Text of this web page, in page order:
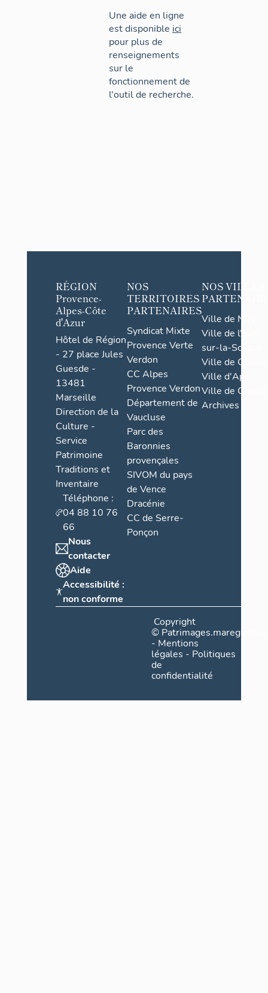
Une aide en ligne
est disponible ici
pour plus de
renseignements
sur le
fonctionnement de
l'outil de recherche.
RÉGION
Provence-
Alpes-Côte
d'Azur
Hôtel de Région
- 27 place Jules
Guesde -
13481
Marseille
Direction de la
Culture -
Service
Patrimoine
Traditions et
Inventaire
Téléphone :
04 88 10 76
66
Nous
contacter
Aide
Accessibilité :
non conforme
NOS
TERRITOIRES
PARTENAIRES
Syndicat Mixte
Provence Verte
Verdon
CC Alpes
Provence Verdon
Département de
Vaucluse
Parc des
Baronnies
provençales
SIVOM du pays
de Vence
Dracénie
CC de Serre-
Ponçon
NOS VILLES
Ville de Nice
Ville de l'Isle-
sur-la-Sorgue
Ville de Grasse
Ville d'Apt
Ville de
Archives
Copyright
©
- Mentions
légales - Politiques
de
confidentialité